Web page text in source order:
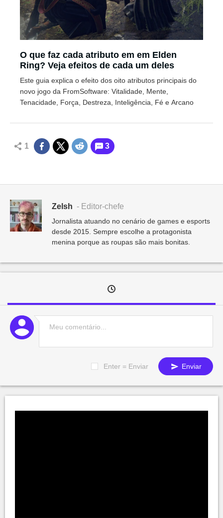
O que faz cada atributo em em Elden
Ring? Veja efeitos de cada um deles
Este guia explica o efeito dos oito atributos principais do
novo jogo da FromSoftware: Vitalidade, Mente,
Tenacidade, Força, Destreza, Inteligência, Fé e Arcano
1 3
Zelsh - Editor-chefe
Jornalista atuando no cenário de games e esports
desde 2015. Sempre escolhe a protagonista
menina porque as roupas são mais bonitas.
Enter = Enviar Enviar